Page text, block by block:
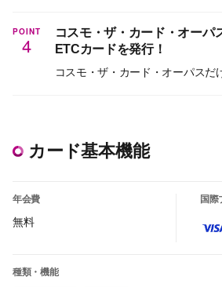
POINT
4
コスモ・ザ・カード・オーパ
ETCカードを発行！
コスモ・ザ・カード・オーパスだ
カード基本機能
年会費
無料
国際
種類・機能